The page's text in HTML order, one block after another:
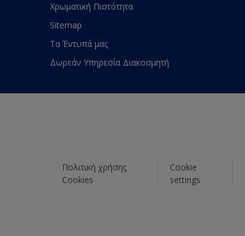
Χρωματική Πιστότητα
Sitemap
Τα Έντυπά μας
Δωρεάν Υπηρεσία Διακοσμητή
Πολιτική χρήσης
Cookies
Cookie
settings